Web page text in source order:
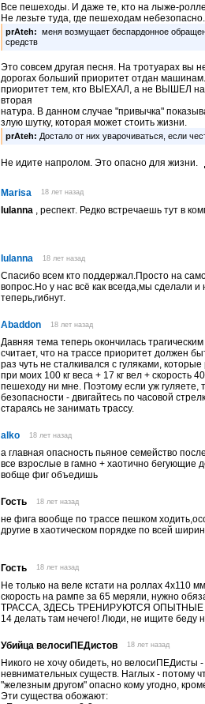
Все пешеходы. И даже те, кто на лыже-
Не лезьте туда, где пешеходам небезопасно.
prAteh: меня возмущает беспардонное
средств
Это совсем другая песня. На тротуарах вы
дорогах больший приоритет отдан
приоритет тем, кто ВЫЕХАЛ, а не ВЫШЕЛ на
вторая
натура. В данном случае "привычка"
злую шутку, которая может стоить жизни.
prAteh: Достало от них уварочиваться, если
Не идите напролом. Это опасно для жизни.
Marisa 18 лет назад
Iulanna , респект. Редко встречаешь тут в
Iulanna 18 лет назад
Спасибо всем кто поддержал.Просто на
вопрос.Но у нас всё как всегда,мы сделали
теперь,гибнут.
Abaddon 18 лет назад
Давняя тема теперь окончилась
считает, что на трассе приоритет должен
раз чуть не сталкивался с гуляками,
при моих 100 кг веса + 17 кг вел + скорость
пешеходу ни мне. Поэтому если уж
безопасности - двигайтесь по часовой
стараясь не занимать трассу.
alko 18 лет назад
а главная опасность пьяное семейство
все взрослые в гамно + хаотично бегующие
вобще фиг объедишь
Гость 18 лет назад
не фига вообще по трассе пешком
другие в хаотическом порядке по всей
Гость 18 лет назад
Не только на веле кстати на роллах 4х110
скорость на рампе за 65 меряли, нужно
ТРАССА, ЗДЕСЬ ТРЕНИРУЮТСЯ ОПЫТНЫЕ
14 делать там нечего! Люди, не ищите беду
Убийца велосиПЕДистов 18 лет назад
Никого не хочу обидеть, но велосиПЕДисты
невнимательных существ. Наглых - потому
"железным другом" опасно кому угодно,
Эти существа обожают: